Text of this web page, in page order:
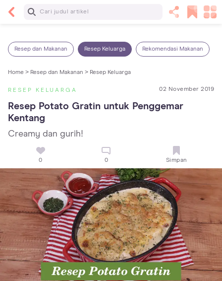
Baca Selanjutnya
Resep dan Makanan Resep Keluarga Rekomendasi Makanan
Home > Resep dan Makanan > Resep Keluarga
RESEP KELUARGA 02 November 2019
Resep Potato Gratin untuk Penggemar
Kentang
Creamy dan gurih!
0 0 Simpan